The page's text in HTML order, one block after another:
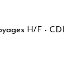
H/F - CDI